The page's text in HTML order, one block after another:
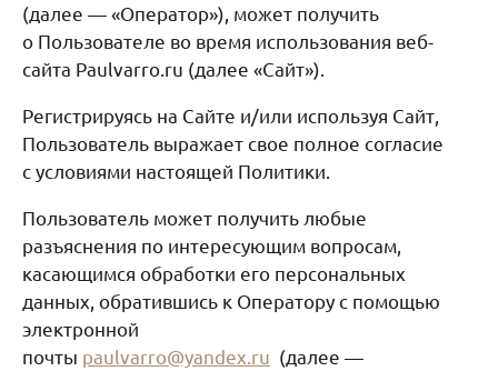
(далее — «Оператор»), может получить
о Пользователе во время использования веб-
сайта Paulvarro.ru (далее «Сайт»).
Регистрируясь на Сайте и/или используя Сайт,
Пользователь выражает свое полное согласие
с условиями настоящей Политики.
Пользователь может получить любые
разъяснения по интересующим вопросам,
касающимся обработки его персональных
данных, обратившись к Оператору с помощью
электронной
почты paulvarro@yandex.ru (далее —